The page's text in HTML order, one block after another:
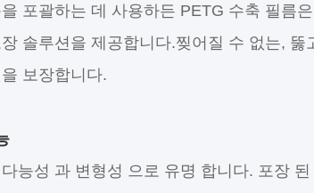
포괄하는 데 사용하든 PETG 수축 필름
솔루션을 제공합니다.찢어질 수 없는,
보장합니다.
능성 과 변형성 으로 유명 합니다. 포장